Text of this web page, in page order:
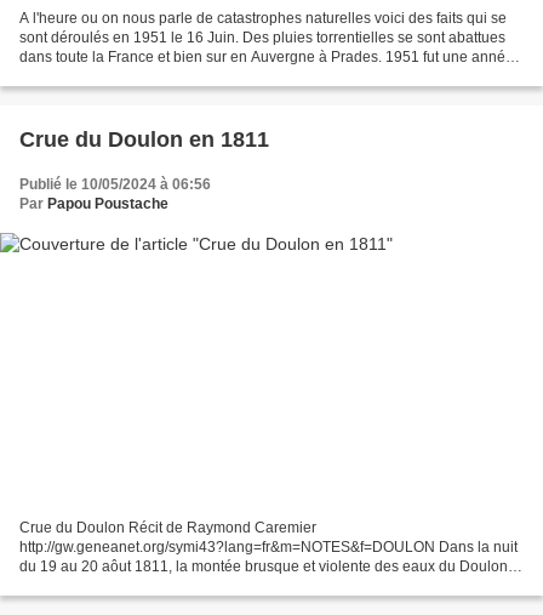
A l'heure ou on nous parle de catastrophes naturelles voici des faits qui se
sont déroulés en 1951 le 16 Juin. Des pluies torrentielles se sont abattues
dans toute la France et bien sur en Auvergne à Prades. 1951 fut une année
Crue du Doulon en 1811
Publié le 10/05/2024 à 06:56
Par Papou Poustache
Crue du Doulon Récit de Raymond Caremier
http://gw.geneanet.org/symi43?lang=fr&m=NOTES&f=DOULON Dans la nuit
du 19 au 20 aôut 1811, la montée brusque et violente des eaux du Doulon